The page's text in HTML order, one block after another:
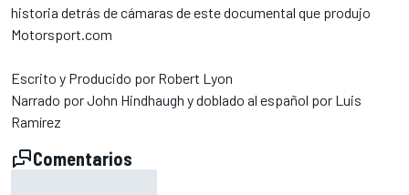
historia detrás de cámaras de este documental que produjo
Motorsport.com
Escrito y Producido por Robert Lyon
Narrado por John Hindhaugh y doblado al español por Luis
Ramírez
Comentarios